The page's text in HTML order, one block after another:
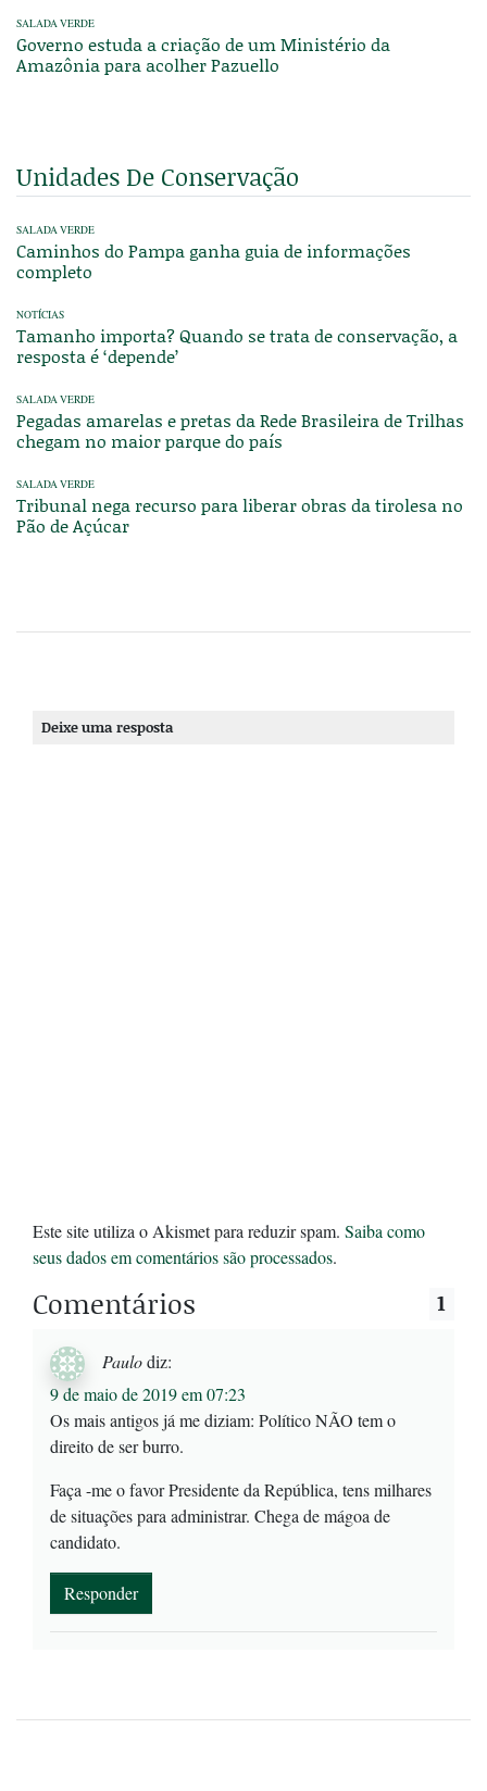
SALADA VERDE
Governo estuda a criação de um Ministério da
Amazônia para acolher Pazuello
Unidades De Conservação
SALADA VERDE
Caminhos do Pampa ganha guia de informações
completo
NOTÍCIAS
Tamanho importa? Quando se trata de conservação, a
resposta é ‘depende’
SALADA VERDE
Pegadas amarelas e pretas da Rede Brasileira de Trilhas
chegam no maior parque do país
SALADA VERDE
Tribunal nega recurso para liberar obras da tirolesa no
Pão de Açúcar
Deixe uma resposta
Este site utiliza o Akismet para reduzir spam. Saiba como
seus dados em comentários são processados.
Comentários 1
Paulodiz:
9 de maio de 2019 em 07:23
Os mais antigos já me diziam: Político NÃO tem o
direito de ser burro.
Faça -me o favor Presidente da República, tens milhares
de situações para administrar. Chega de mágoa de
candidato.
Responder